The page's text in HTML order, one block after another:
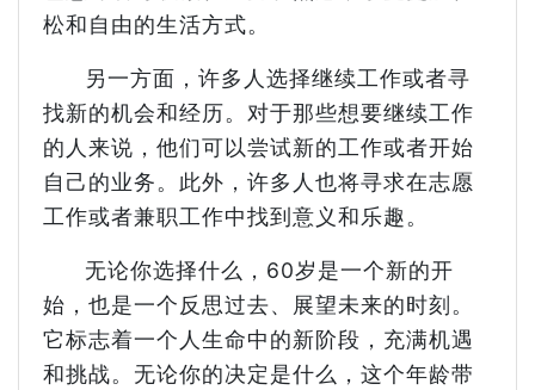
松和自由的生活方式。
另一方面，许多人选择继续工作或者寻
找新的机会和经历。对于那些想要继续工作
的人来说，他们可以尝试新的工作或者开始
自己的业务。此外，许多人也将寻求在志愿
工作或者兼职工作中找到意义和乐趣。
无论你选择什么，60岁是一个新的开
始，也是一个反思过去、展望未来的时刻。
它标志着一个人生命中的新阶段，充满机遇
和挑战。无论你的决定是什么，这个年龄带